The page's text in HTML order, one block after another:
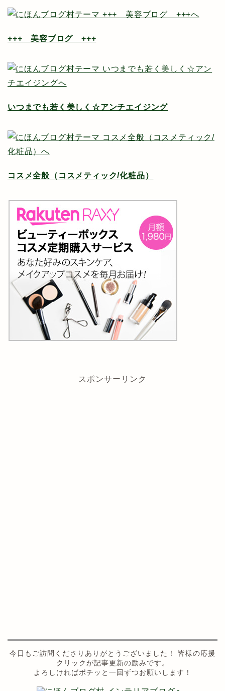
+++ 美容ブログ +++
いつまでも若く美しく☆アンチエイジング
コスメ全般（コスメティック/化粧品）
スポンサーリンク
今日もご訪問くださりありがとうございました！ 皆様の応援
クリックが記事更新の励みです。
よろしければポチッと一回ずつお願いします！